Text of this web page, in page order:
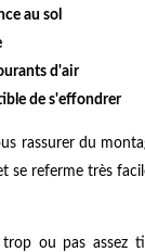
au sol
d'air
de s'effondrer
rassurer du
se referme très
ou pas assez